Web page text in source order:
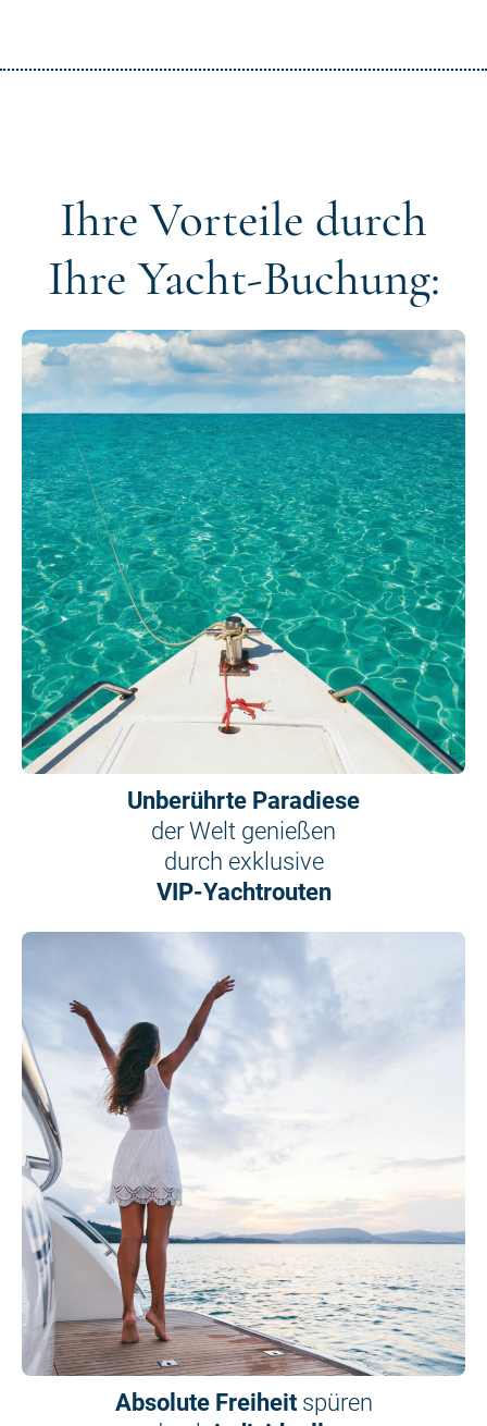
Ihre Vorteile durch
Ihre Yacht-Buchung:
Unberührte Paradiese
der Welt genießen
durch exklusive
VIP-Yachtrouten
Absolute Freiheit spüren